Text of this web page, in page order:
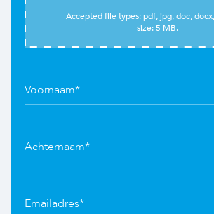
Accepted file types: pdf, jpg, doc,
size: 5 MB.